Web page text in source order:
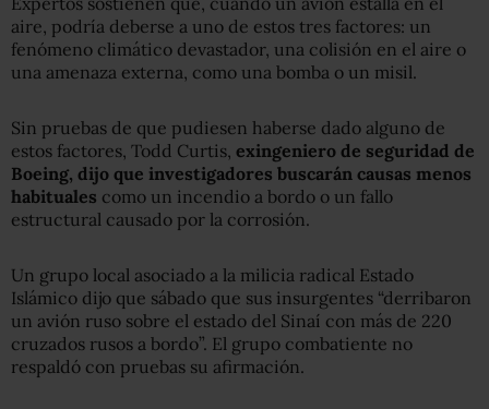
aire, podría deberse a uno de estos tres factores: un
fenómeno climático devastador, una colisión en el aire o
una amenaza externa, como una bomba o un misil.
Sin pruebas de que pudiesen haberse dado alguno de
estos factores, Todd Curtis, exingeniero de seguridad de
Boeing, dijo que investigadores buscarán causas menos
habituales como un incendio a bordo o un fallo
estructural causado por la corrosión.
Un grupo local asociado a la milicia radical Estado
Islámico dijo que sábado que sus insurgentes “derribaron
un avión ruso sobre el estado del Sinaí con más de 220
cruzados rusos a bordo”. El grupo combatiente no
respaldó con pruebas su afirmación.